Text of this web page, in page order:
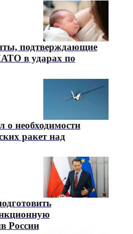
подтверждающие
в ударах по
о необходимости
ракет над
России